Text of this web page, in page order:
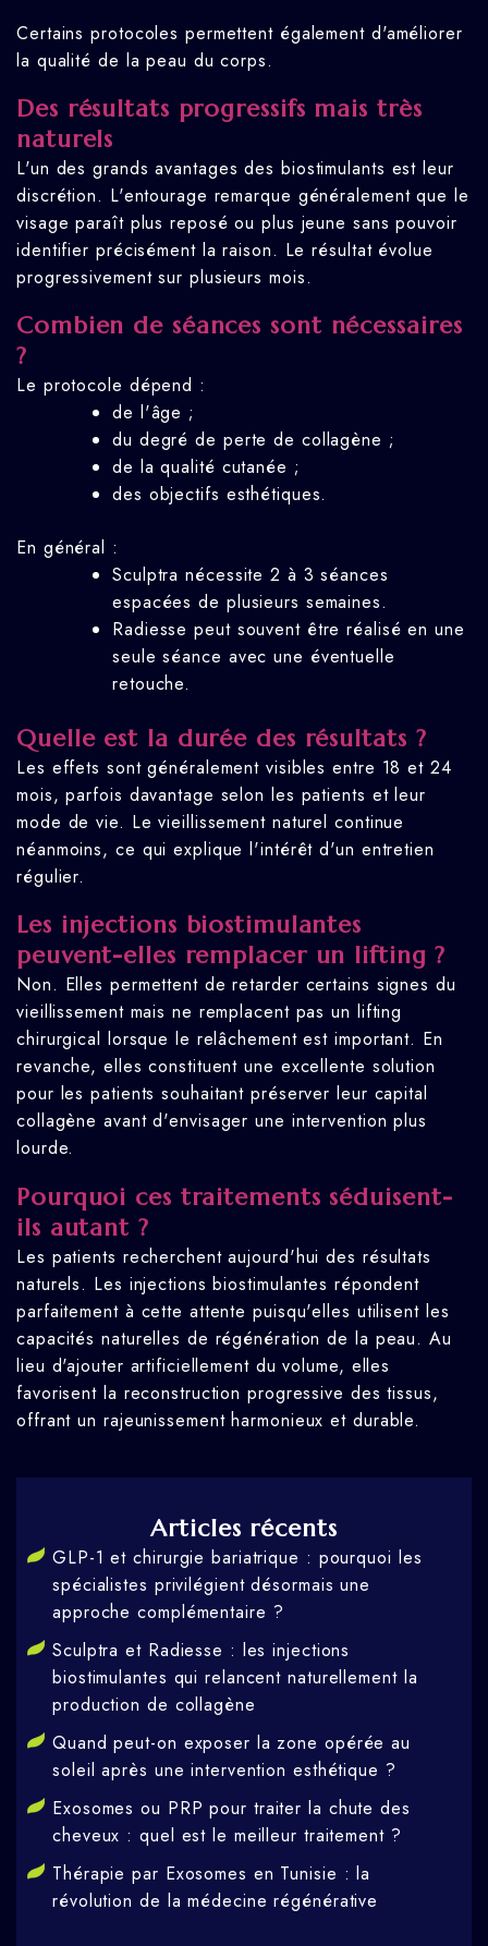
Certains protocoles permettent également d'améliorer
la qualité de la peau du corps.
Des résultats progressifs mais très
naturels
L'un des grands avantages des biostimulants est leur
discrétion. L'entourage remarque généralement que le
visage paraît plus reposé ou plus jeune sans pouvoir
identifier précisément la raison. Le résultat évolue
progressivement sur plusieurs mois.
Combien de séances sont nécessaires
?
Le protocole dépend :
de l'âge ;
du degré de perte de collagène ;
de la qualité cutanée ;
des objectifs esthétiques.
En général :
Sculptra nécessite 2 à 3 séances
espacées de plusieurs semaines.
Radiesse peut souvent être réalisé en une
seule séance avec une éventuelle
retouche.
Quelle est la durée des résultats ?
Les effets sont généralement visibles entre 18 et 24
mois, parfois davantage selon les patients et leur
mode de vie. Le vieillissement naturel continue
néanmoins, ce qui explique l'intérêt d'un entretien
régulier.
Les injections biostimulantes
peuvent-elles remplacer un lifting ?
Non. Elles permettent de retarder certains signes du
vieillissement mais ne remplacent pas un lifting
chirurgical lorsque le relâchement est important. En
revanche, elles constituent une excellente solution
pour les patients souhaitant préserver leur capital
collagène avant d'envisager une intervention plus
lourde.
Pourquoi ces traitements séduisent-
ils autant ?
Les patients recherchent aujourd'hui des résultats
naturels. Les injections biostimulantes répondent
parfaitement à cette attente puisqu'elles utilisent les
capacités naturelles de régénération de la peau. Au
lieu d'ajouter artificiellement du volume, elles
favorisent la reconstruction progressive des tissus,
offrant un rajeunissement harmonieux et durable.
Articles récents
GLP-1 et chirurgie bariatrique : pourquoi les
spécialistes privilégient désormais une
approche complémentaire ?
Sculptra et Radiesse : les injections
biostimulantes qui relancent naturellement la
production de collagène
Quand peut-on exposer la zone opérée au
soleil après une intervention esthétique ?
Exosomes ou PRP pour traiter la chute des
cheveux : quel est le meilleur traitement ?
Thérapie par Exosomes en Tunisie : la
révolution de la médecine régénérative